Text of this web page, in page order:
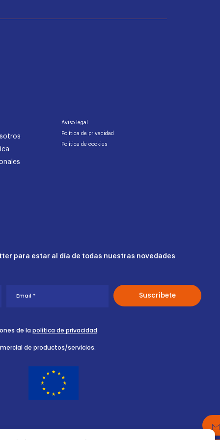
Aviso legal
Política de privacidad
Política de cookies
para estar al día de todas nuestras novedades
de la política de privacidad.
de productos/servicios.